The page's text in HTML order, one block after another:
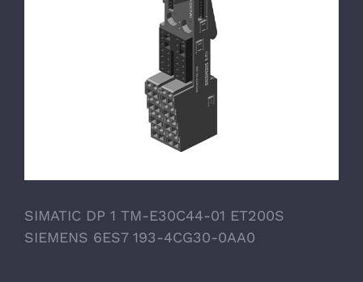
SIMATIC DP 1 TM-E30C44-01 ET200S
SIEMENS 6ES7 193-4CG30-0AA0